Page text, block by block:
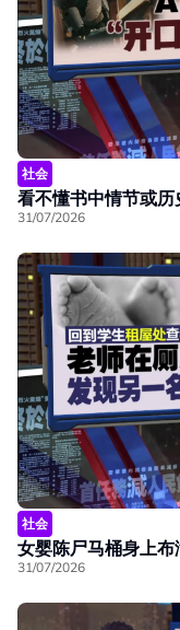
社会
看不懂书中情节或
31/07/2026
社会
女婴陈尸马桶身上
31/07/2026